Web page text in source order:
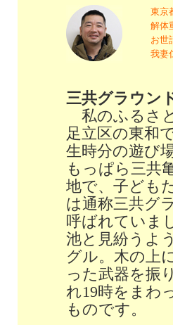
東京
解体
お世
我妻
三共グラウン
私のふるさ
足立区の東和
生時分の遊び
もっぱら三共
地で、子ども
は通称三共グ
呼ばれていま
池と見紛うよ
グル。木の上
った武器を振
れ19時をまわ
ものです。